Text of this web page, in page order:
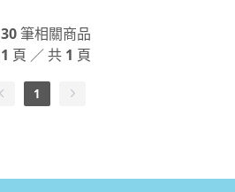
30筆相關商品
1 頁 ／ 共 1 頁
1